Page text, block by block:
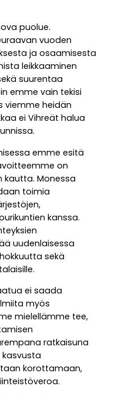
puolue.
vuoden
ja osaamisesta
leikkaaminen
suurentaa
emme vain tekisi
viemme heidän
ei Vihreät halua
emme esitä
on
Monessa
toimia
kanssa.
uudenlaisessa
sekä
ei saada
myös
mielellämme tee,
ratkaisuna
korottamaan,